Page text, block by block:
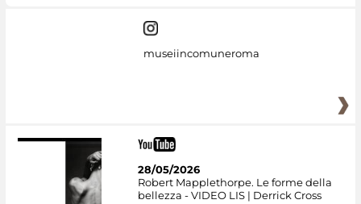
museiincomuneroma
28/05/2026
Robert Mapplethorpe. Le forme della
bellezza - VIDEO LIS | Derrick Cross